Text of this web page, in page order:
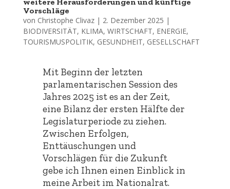
Vorschläge
von Christophe Clivaz| 2. Dezember 2025 |
BIODIVERSITÄT, KLIMA, WIRTSCHAFT, ENERGIE,
TOURISMUSPOLITIK, GESUNDHEIT, GESELLSCHAFT
Mit Beginn der letzten
parlamentarischen Session des
Jahres 2025 ist es an der Zeit,
eine Bilanz der ersten Hälfte der
Legislaturperiode zu ziehen.
Zwischen Erfolgen,
Enttäuschungen und
Vorschlägen für die Zukunft
gebe ich Ihnen einen Einblick in
meine Arbeit im Nationalrat.